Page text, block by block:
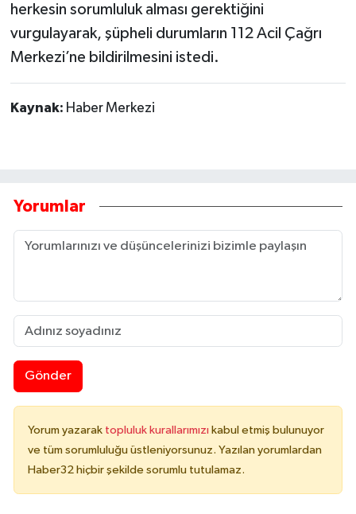
herkesin sorumluluk alması gerektiğini
vurgulayarak, şüpheli durumların 112 Acil Çağrı
Merkezi’ne bildirilmesini istedi.
Kaynak: Haber Merkezi
Yorumlar
Gönder
Yorum yazarak topluluk kurallarımızı kabul etmiş bulunuyor
ve tüm sorumluluğu üstleniyorsunuz. Yazılan yorumlardan
Haber32 hiçbir şekilde sorumlu tutulamaz.